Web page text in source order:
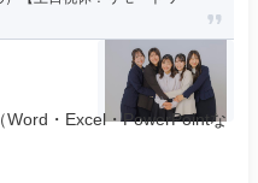
・Excel・PowerPointな